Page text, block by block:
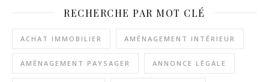
RECHERCHE PAR MOT CLÉ
ACHAT IMMOBILIER AMÉNAGEMENT INTÉRIEUR
AMÉNAGEMENT PAYSAGER ANNONCE LÉGALE